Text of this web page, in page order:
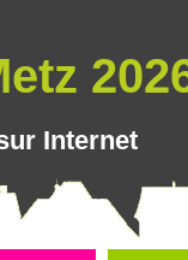
Internet